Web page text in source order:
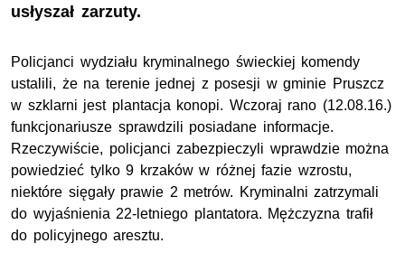
usłyszał zarzuty.
Policjanci wydziału kryminalnego świeckiej komendy
ustalili, że na terenie jednej z posesji w gminie Pruszcz
w szklarni jest plantacja konopi. Wczoraj rano (12.08.16.)
funkcjonariusze sprawdzili posiadane informacje.
Rzeczywiście, policjanci zabezpieczyli wprawdzie można
powiedzieć tylko 9 krzaków w różnej fazie wzrostu,
niektóre sięgały prawie 2 metrów. Kryminalni zatrzymali
do wyjaśnienia 22-letniego plantatora. Mężczyzna trafił
do policyjnego aresztu.